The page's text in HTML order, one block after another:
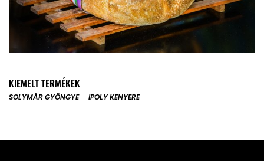
KIEMELT TERMÉKEK
SOLYMÁR GYÖNGYE IPOLY KENYERE